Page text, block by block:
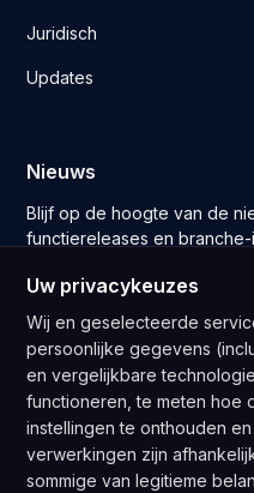
Juridisch
Updates
Nieuws
Blijf op de hoogte van de
functiereleases en
Door u te abonneren, gaat u
geeft u toestemming om
Uw privacykeuzes
Wij en geselecteerde
persoonlijke gegevens
en vergelijkbare
functioneren, te meten hoe
instellingen te onthouden
verwerkingen zijn
sommige van legitieme